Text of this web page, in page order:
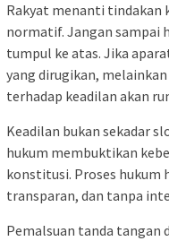
Rakyat menanti tindakan
normatif. Jangan sampai
tumpul ke atas. Jika
yang dirugikan,
terhadap keadilan akan
Keadilan bukan sekadar
hukum membuktikan
konstitusi. Proses hukum
transparan, dan tanpa
Pemalsuan tanda tangan